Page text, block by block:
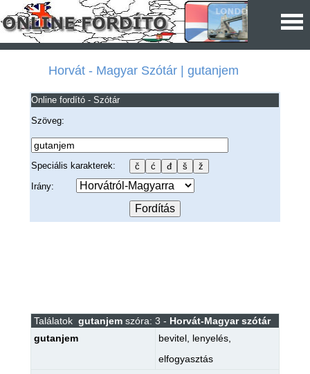
Horvát - Magyar Szótár | gutanjem
Online fordító - Szótár
Szöveg:
Speciális karakterek:
Irány:
Találatok gutanjemszóra: 3 - Horvát-Magyar szótár
gutanjem
bevitel, lenyelés,
elfogyasztás